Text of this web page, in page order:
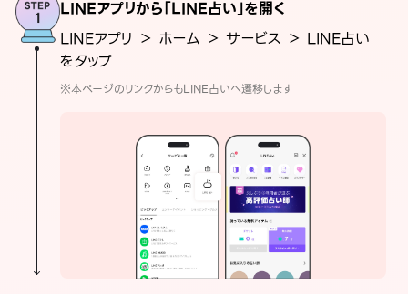
LINEアプリから「LINE占い」を開く
LINEアプリ ＞ ホーム ＞ サービス ＞ LINE占い
をタップ
※本ページのリンクからもLINE占いへ遷移します